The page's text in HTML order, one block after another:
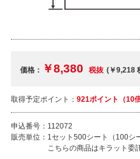
価格： ￥8,380 税抜 (￥9,218
取得予定ポイント： 921ポイント（10倍
申込番号： 112072
販売単位： 1セット500シート（100シ
こちらの商品はキラット委